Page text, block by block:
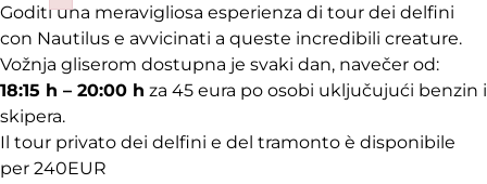
Goditi una meravigliosa esperienza di tour dei delfini
con Nautilus e avvicinati a queste incredibili creature.
Vožnja gliserom dostupna je svaki dan, navečer od:
18:15 h – 20:00 h za 45 eura po osobi uključujući benzin i
skipera.
Il tour privato dei delfini e del tramonto è disponibile
per 240EUR
Failed to initialize plugin: wplink